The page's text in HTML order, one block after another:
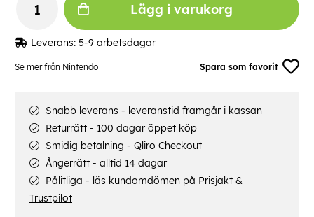
Se mer från Nintendo Spara som favorit
Lägg i varukorg
Leverans: 5-9 arbetsdagar
Snabb leverans - leveranstid framgår i kassan
Returrätt - 100 dagar öppet köp
Smidig betalning - Qliro Checkout
Ångerrätt - alltid 14 dagar
Pålitliga - läs kundomdömen på Prisjakt &
Trustpilot